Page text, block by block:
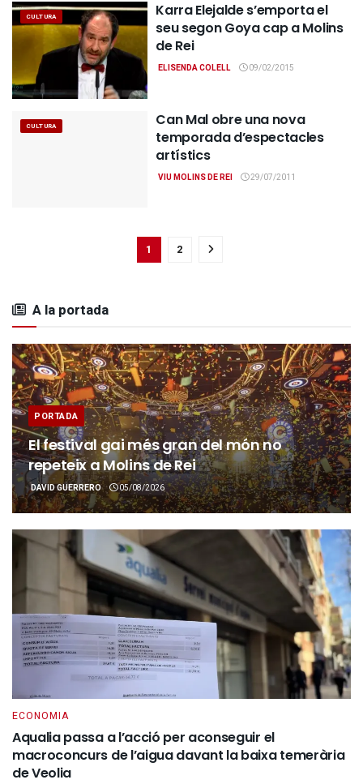
CULTURA
Karra Elejalde s’emporta el
seu segon Goya cap a Molins
de Rei
ELISENDA COLELL 09/02/2015
CULTURA
Can Mal obre una nova
temporada d’espectacles
artístics
VIU MOLINS DE REI 29/07/2011
1 2
A la portada
PORTADA
El festival gai més gran del món no
repeteix a Molins de Rei
DAVID GUERRERO 05/08/2026
ECONOMIA
Aqualia passa a l’acció per aconseguir el
macroconcurs de l’aigua davant la baixa temerària
de Veolia